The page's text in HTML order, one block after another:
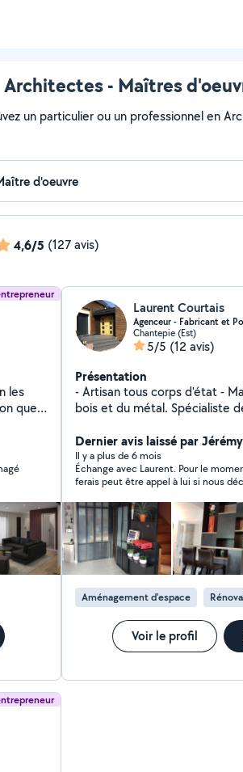
Architectes - Maîtres
un particulier ou un professionnel en
4,6/5 (127 avis)
les
que
la
Laurent Courtais
Agenceur - Fabricant et
Chantepie (Est)
5/5 (12 avis)
Présentation
- Artisan tous corps d'état -
bois et du métal. Spécialiste
bibliothèques personnalisées.
Dernier avis laissé par
Il y a plus de 6 mois
Échange avec Laurent. Pour le
ferais peut être appel à lui si nous
conseils. Je recommande
Aménagement d'espace
Voir le profil